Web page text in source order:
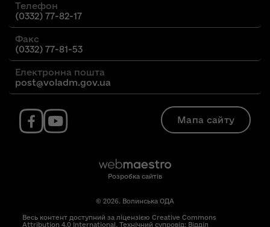
Телефон
(0332) 77-82-17
Факс
(0332) 77-81-53
Електронна пошта
post@voladm.gov.ua
Мапа сайту
Розробка сайтів
© 2026. Волинська ОДА
Весь контент доступний за ліцензією Creative Commons
Attribution 4.0 International. Технічний супровід: Відділ